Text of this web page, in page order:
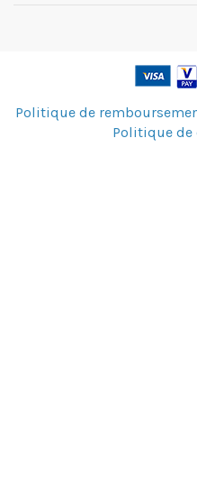
Politique de
Politique